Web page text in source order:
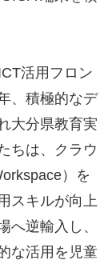
活用フロン
、積極的なデ
大分県教育実
ちは、クラウ
）を
スキルが向上
へ逆輸入し、
な活用を児童